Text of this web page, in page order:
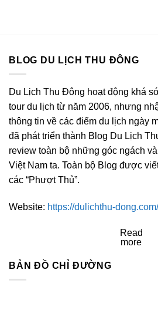
BLOG DU LỊCH THU ĐÔNG
Du Lịch Thu Đông hoạt động khá
tour du lịch từ năm 2006, nhưng
thông tin về các điểm du lịch ngày
đã phát triển thành Blog Du Lịch
review toàn bộ những góc ngách
Việt Nam ta. Toàn bộ Blog được
các “Phượt Thủ”.
Website: https://dulichthu-dong.com/
Read
more
BẢN ĐỒ CHỈ ĐƯỜNG